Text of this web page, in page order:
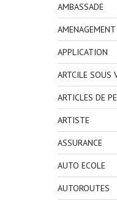
AMBASSADE
APPLICATION
ARTCILE SOUS
ARTICLES DE
ARTISTE
ASSURANCE
AUTO ECOLE
AUTOROUTES